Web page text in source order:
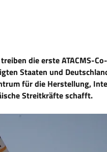
die erste ATACMS-
Staaten und
für die Herstellung,
Streitkräfte schafft.